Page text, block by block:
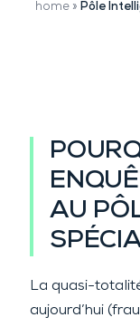
home» Pôle
AU
La quasi-
aujourd’hui